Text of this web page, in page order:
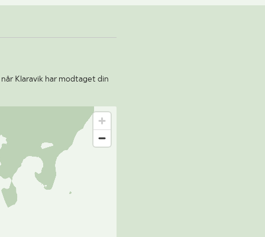
Klaravik har modtaget din